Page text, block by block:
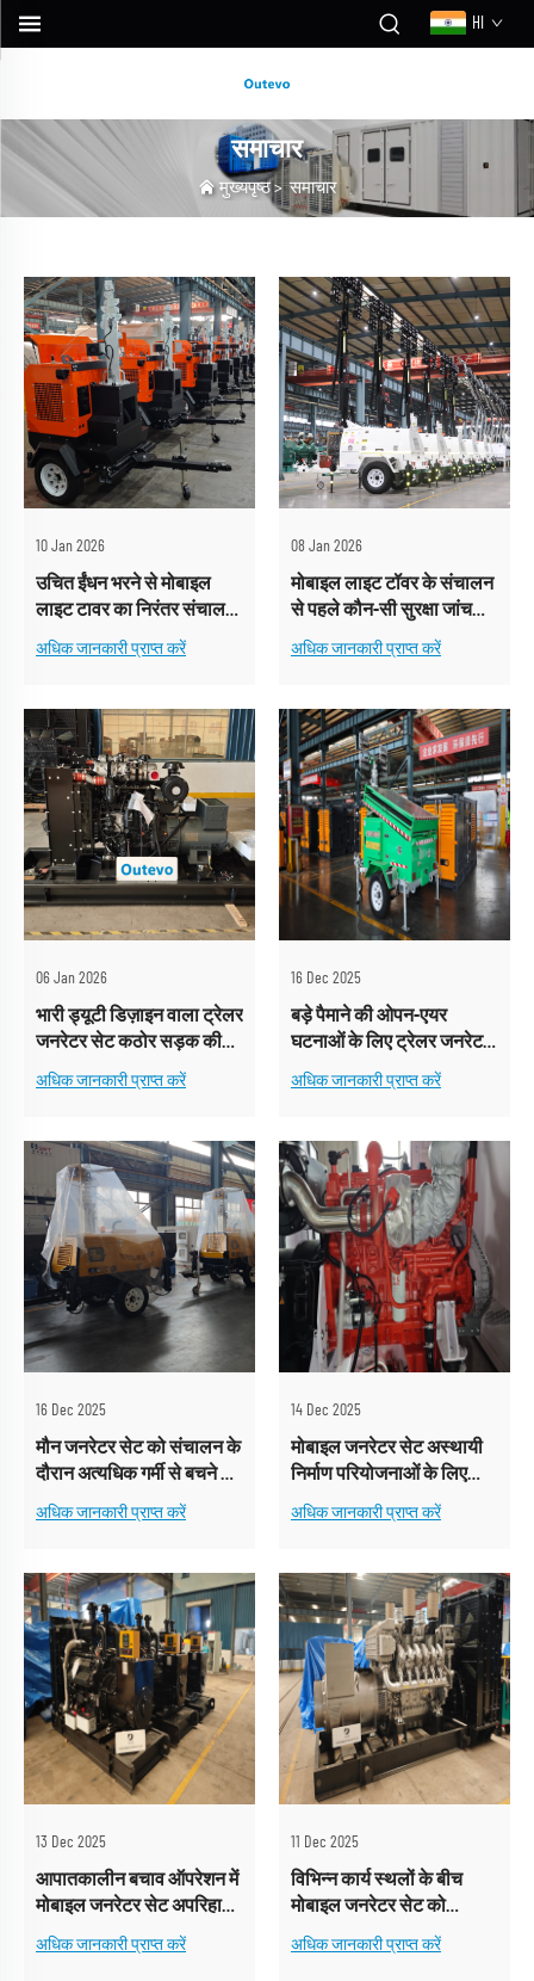
HI
समाचार
मुख्यपृष्ठ>समाचार
10 Jan 2026
उचित ईंधन भरने से मोबाइल
लाइट टावर का निरंतर संचालन
सुनिश्चित होता है।
अधिक जानकारी प्राप्त करें
08 Jan 2026
मोबाइल लाइट टॉवर के संचालन
से पहले कौन-सी सुरक्षा जांच
आवश्यक है?
अधिक जानकारी प्राप्त करें
06 Jan 2026
भारी ड्यूटी डिज़ाइन वाला ट्रेलर
जनरेटर सेट कठोर सड़क की
स्थिति के अनुकूल होता है।
अधिक जानकारी प्राप्त करें
16 Dec 2025
बड़े पैमाने की ओपन-एयर
घटनाओं के लिए ट्रेलर जनरेटर
सेट उपयुक्त क्यों है?
अधिक जानकारी प्राप्त करें
16 Dec 2025
मौन जनरेटर सेट को संचालन के
दौरान अत्यधिक गर्मी से बचने के
लिए उचित वेंटिलेशन की
आवश्यकता होती है।
अधिक जानकारी प्राप्त करें
14 Dec 2025
मोबाइल जनरेटर सेट अस्थायी
निर्माण परियोजनाओं के लिए
त्वरित बिजली आपूर्ति का समर्थन
करता है।
अधिक जानकारी प्राप्त करें
13 Dec 2025
आपातकालीन बचाव ऑपरेशन में
मोबाइल जनरेटर सेट अपरिहार्य
क्यों है?
अधिक जानकारी प्राप्त करें
11 Dec 2025
विभिन्न कार्य स्थलों के बीच
मोबाइल जनरेटर सेट को
कुशलतापूर्वक कैसे ले जाएँ?
अधिक जानकारी प्राप्त करें